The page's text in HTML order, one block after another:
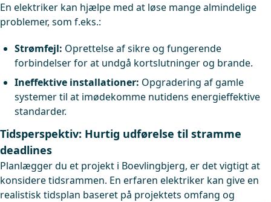
En elektriker kan hjælpe med at løse mange almindelige
problemer, som f.eks.:
Strømfejl: Oprettelse af sikre og fungerende
forbindelser for at undgå kortslutninger og brande.
Ineffektive installationer: Opgradering af gamle
systemer til at imødekomme nutidens energieffektive
standarder.
Tidsperspektiv: Hurtig udførelse til stramme
deadlines
Planlægger du et projekt i Boevlingbjerg, er det vigtigt at
konsidere tidsrammen. En erfaren elektriker kan give en
realistisk tidsplan baseret på projektets omfang og